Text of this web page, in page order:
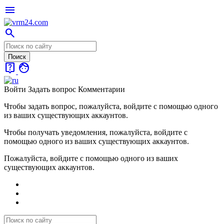
menu
search
live_help face
Войти Задать вопрос Комментарии
Чтобы задать вопрос, пожалуйста, войдите с помощью одного
из ваших существующих аккаунтов.
Чтобы получать уведомления, пожалуйста, войдите с
помощью одного из ваших существующих аккаунтов.
Пожалуйста, войдите с помощью одного из ваших
существующих аккаунтов.